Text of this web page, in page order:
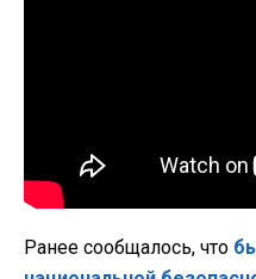
Ранее сообщалось, что